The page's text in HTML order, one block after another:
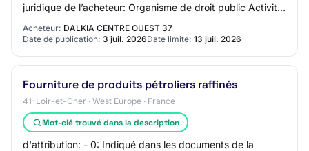
juridique de l’acheteur: Organisme de droit public Activité
Acheteur: DALKIA CENTRE OUEST 37
Date de publication: 3 juil. 2026Date limite: 13 juil. 2026
Fourniture de produits pétroliers raffinés
41-Loir-et-Cher · West Europe · France
Mot-clé trouvé dans la description
d'attribution: - 0: Indiqué dans les documents de la